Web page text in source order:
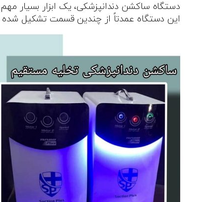
دستگاه ساکشن دندانپزشکی، یک ابزار بسیار
این دستگاه عمدتاً از چندین قسمت تشکیل